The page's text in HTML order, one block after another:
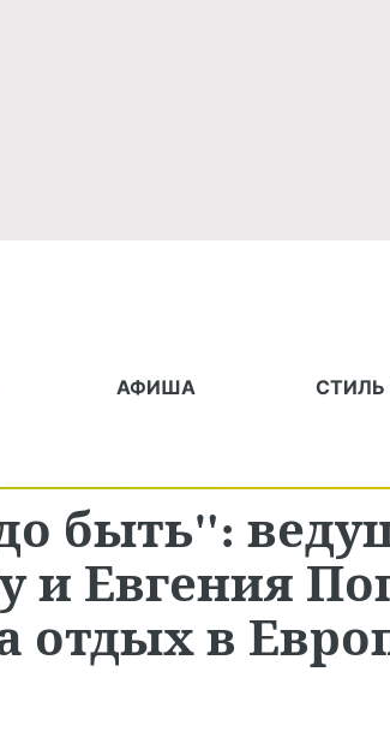
АФИША
быть":
и Евгения
отдых в